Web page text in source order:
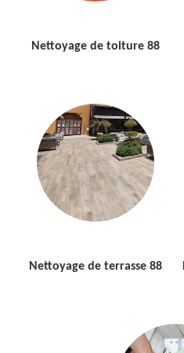
Nettoyage de toiture 88
Nettoyage de terrasse 88